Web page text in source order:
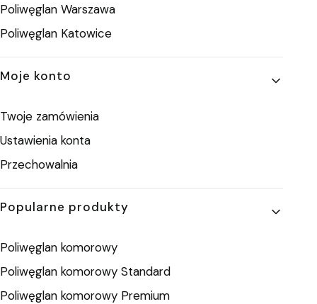
Poliwęglan Warszawa
Poliwęglan Katowice
Moje konto
Twoje zamówienia
Ustawienia konta
Przechowalnia
Popularne produkty
Poliwęglan komorowy
Poliwęglan komorowy Standard
Poliwęglan komorowy Premium